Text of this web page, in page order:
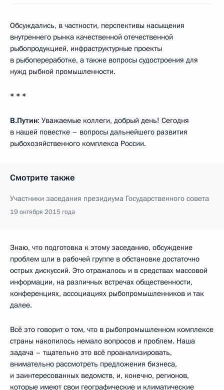
Обсуждались, в частности, перспективы насыщения
внутреннего рынка качественной отечественной
рыбопродукцией, инфраструктурные проекты
в рыбопереработке, а также вопросы судостроения для
нужд рыбной промышленности.
* * *
В.Путин: Уважаемые коллеги, добрый день! Сегодня
в нашей повестке – вопросы дальнейшего развития
рыбохозяйственного комплекса России.
Смотрите также
Участники заседания президиума Государственного совета
19 октября 2015 года
Знаю, что подготовка к этому заседанию, обсуждение
проблем шли в рабочей группе в обстановке достаточно
острых дискуссий. Это отражалось и в средствах массовой
информации, на различных встречах общественности,
конференциях, ассоциациях рыбопромышленников и так
далее.
Всё это говорит о том, что в рыбопромышленном комплексе
страны накопилось немало вопросов и проблем. Наша
задача – тщательно это всё проанализировать,
внимательно рассмотреть предложения бизнеса,
и заинтересованных ведомств, и, конечно, регионов,
которые имеют свои географические и климатические